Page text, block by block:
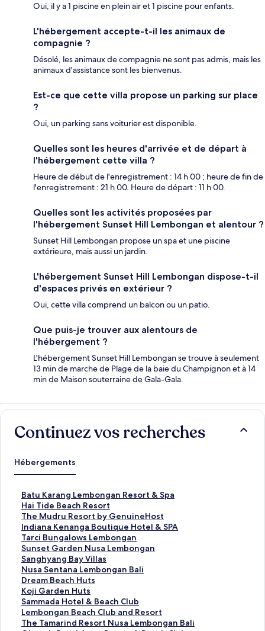
Oui, il y a 1 piscine en plein air et 1 piscine pour enfants.
L'hébergement accepte-t-il les animaux de
compagnie ?
Désolé, les animaux de compagnie ne sont pas admis, mais les
animaux d'assistance sont les bienvenus.
Est-ce que cette villa propose un parking sur place
?
Oui, un parking sans voiturier est disponible.
Quelles sont les heures d'arrivée et de départ à
l'hébergement cette villa ?
Heure de début de l'enregistrement : 14 h 00 ; heure de fin de
l'enregistrement : 21 h 00. Heure de départ : 11 h 00.
Quelles sont les activités proposées par
l'hébergement Sunset Hill Lembongan et alentour ?
Sunset Hill Lembongan propose un spa et une piscine
extérieure, mais aussi un jardin.
L'hébergement Sunset Hill Lembongan dispose-t-il
d'espaces privés en extérieur ?
Oui, cette villa comprend un balcon ou un patio.
Que puis-je trouver aux alentours de
l'hébergement ?
L'hébergement Sunset Hill Lembongan se trouve à seulement
13 min de marche de Plage de la baie du Champignon et à 14
min de Maison souterraine de Gala-Gala.
Continuez vos recherches
Hébergements
Batu Karang Lembongan Resort & Spa
L
i
e
n
o
u
v
r
a
n
t
l
a
Hai Tide Beach Resort
L
i
e
n
o
u
v
r
a
n
t
l
The Mudru Resort by GenuineHost
L
i
e
n
o
u
v
r
a
n
t
Indiana Kenanga Boutique Hotel & SPA
L
i
e
n
o
u
v
r
a
n
Tarci Bungalows Lembongan
L
i
e
n
o
u
v
r
a
Sunset Garden Nusa Lembongan
L
i
e
n
o
u
v
r
Sanghyang Bay Villas
L
i
e
n
o
u
v
Nusa Sentana Lembongan Bali
L
i
e
n
o
u
Dream Beach Huts
L
i
e
n
o
Koji Garden Huts
L
i
e
n
Sammada Hotel & Beach Club
L
i
e
Lembongan Beach Club and Resort
L
iThe Tamarind Resort Nusa Lembongan Bali
L